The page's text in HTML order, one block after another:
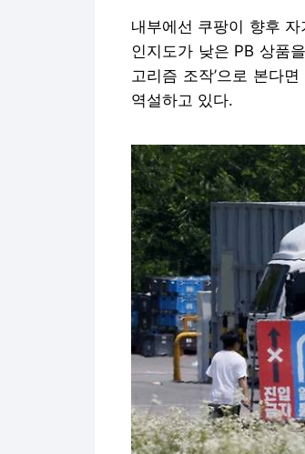
내부에선 쿠팡이 향후
인지도가 낮은 PB 상품
고리즘 조작’으로 본다
역설하고 있다.